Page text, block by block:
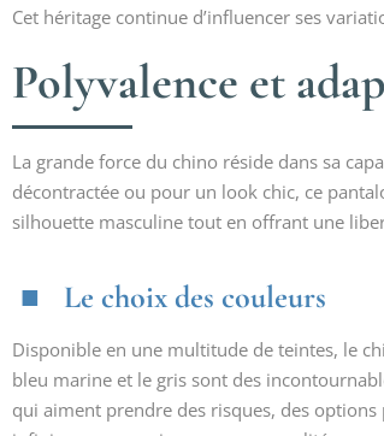
Cet héritage continue d’influencer ses
Polyvalence et
La grande force du chino réside dans sa
décontractée ou pour un look chic, ce
silhouette masculine tout en offrant une
Le choix des couleurs
Disponible en une multitude de teintes, le
bleu marine et le gris sont des
qui aiment prendre des risques, des